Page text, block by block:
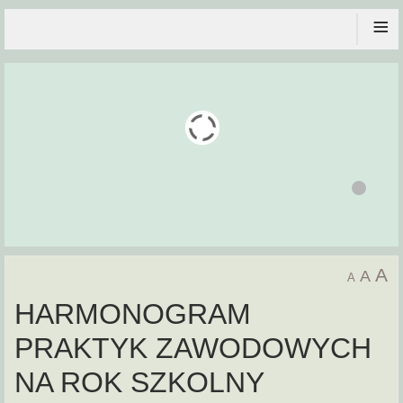
≡
A A A
HARMONOGRAM
PRAKTYK ZAWODOWYCH
NA ROK SZKOLNY